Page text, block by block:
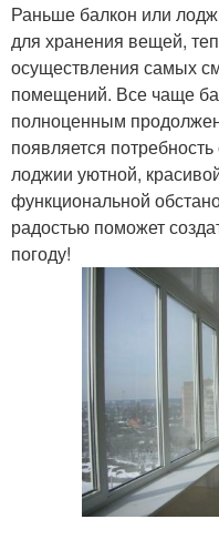
Раньше балкон или
для хранения вещей,
осуществления самых
помещений. Все чаще
полноценным
появляется
лоджии уютной,
функциональной
радостью поможет
погоду!